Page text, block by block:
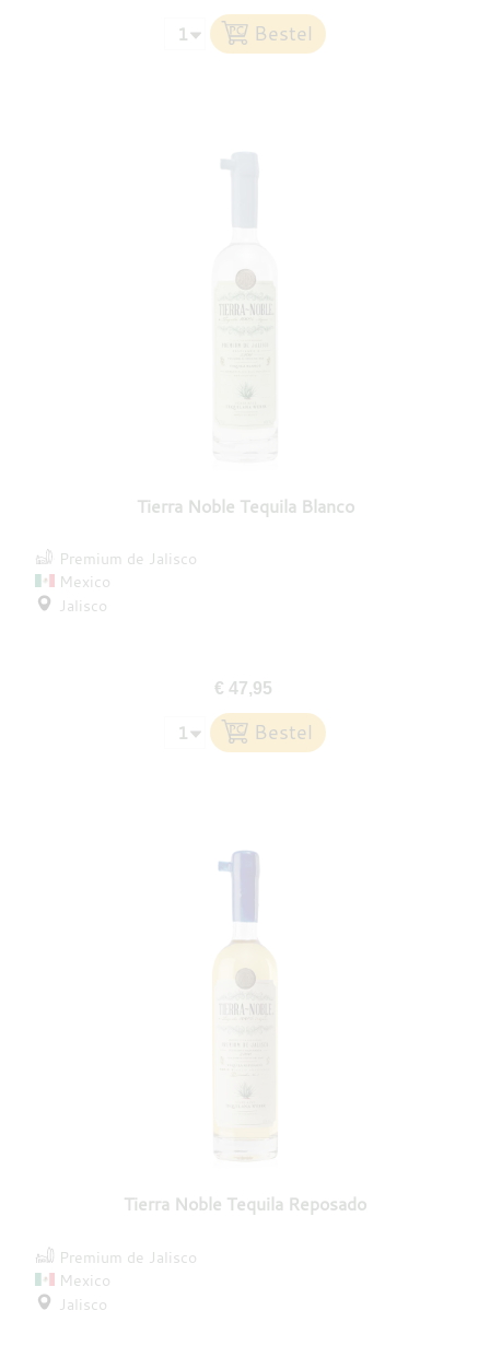
Tierra Noble Tequila Blanco
Premium de Jalisco
Mexico
Jalisco
€ 47,95
Tierra Noble Tequila Reposado
Premium de Jalisco
Mexico
Jalisco